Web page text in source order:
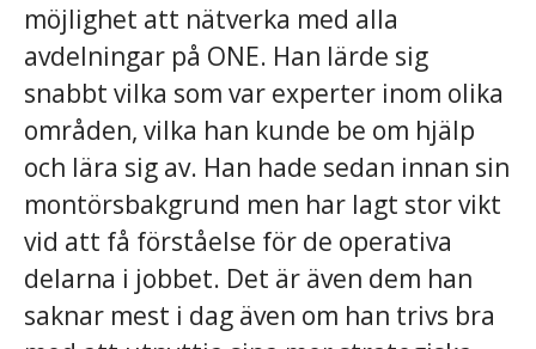
möjlighet att nätverka med alla
avdelningar på ONE. Han lärde sig
snabbt vilka som var experter inom olika
områden, vilka han kunde be om hjälp
och lära sig av. Han hade sedan innan sin
montörsbakgrund men har lagt stor vikt
vid att få förståelse för de operativa
delarna i jobbet. Det är även dem han
saknar mest i dag även om han trivs bra